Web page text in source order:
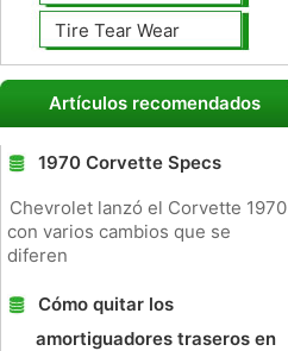
Tire Tear Wear
Artículos recomendados
1970 Corvette Specs
Chevrolet lanzó el Corvette 1970
con varios cambios que se
diferen
Cómo quitar los
amortiguadores traseros en